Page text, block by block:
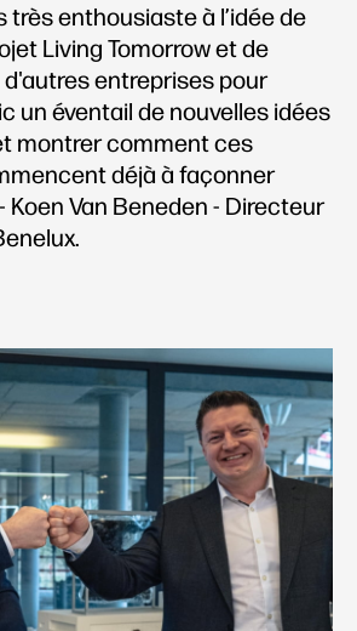
très enthousiaste à l’idée de
Living Tomorrow et de
entreprises pour
un éventail de nouvelles idées
montrer comment ces
déjà à façonner
Koen Van Beneden - Directeur